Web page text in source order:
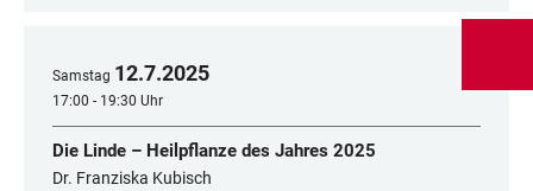
Samstag 12.7.2025
17:00 - 19:30 Uhr
Die Linde – Heilpflanze des Jahres 2025
Dr. Franziska Kubisch